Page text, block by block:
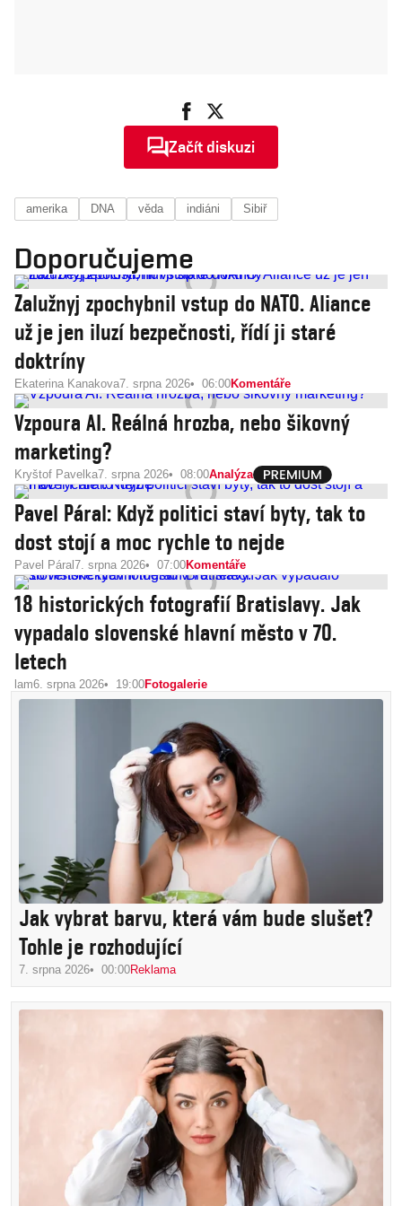
Začít diskuzi
amerika DNA věda indiáni Sibiř
Doporučujeme
Zalužnyj zpochybnil vstup do NATO. Aliance
už je jen iluzí bezpečnosti, řídí ji staré
doktríny
Ekaterina Kanakova7. srpna 2026 06:00Komentáře
Vzpoura AI. Reálná hrozba, nebo šikovný
marketing?
Kryštof Pavelka7. srpna 2026 08:00Analýza
Pavel Páral: Když politici staví byty, tak to
dost stojí a moc rychle to nejde
Pavel Páral 7. srpna 2026 07:00Komentáře
18 historických fotografií Bratislavy. Jak
vypadalo slovenské hlavní město v 70.
letech
lam6. srpna 2026 19:00Fotogalerie
Jak vybrat barvu, která vám bude slušet?
Tohle je rozhodující
7. srpna 2026 00:00Reklama